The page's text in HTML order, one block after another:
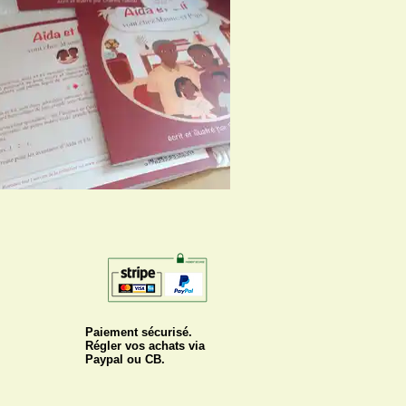
Paiement sécurisé.
Régler vos achats via
Paypal ou CB.